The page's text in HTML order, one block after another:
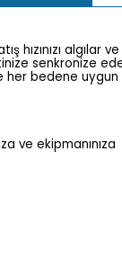
hızınızı algılar
senkronize
her bedene
ve ekipmanınıza